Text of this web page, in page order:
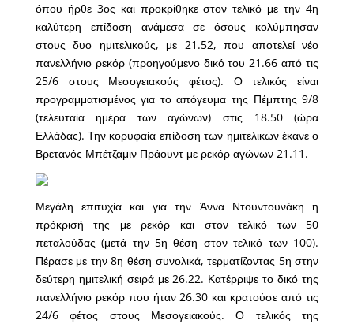
όπου ήρθε 3ος και προκρίθηκε στον τελικό με την 4η
καλύτερη επίδοση ανάμεσα σε όσους κολύμπησαν
στους δυο ημιτελικούς, με 21.52, που αποτελεί νέο
πανελλήνιο ρεκόρ (προηγούμενο δικό του 21.66 από τις
25/6 στους Μεσογειακούς φέτος). Ο τελικός είναι
προγραμματισμένος για το απόγευμα της Πέμπτης 9/8
(τελευταία ημέρα των αγώνων) στις 18.50 (ώρα
Ελλάδας). Την κορυφαία επίδοση των ημιτελικών έκανε ο
Βρετανός Μπέτζαμιν Πράουντ με ρεκόρ αγώνων 21.11.
Μεγάλη επιτυχία και για την Άννα Ντουντουνάκη η
πρόκρισή της με ρεκόρ και στον τελικό των 50
πεταλούδας (μετά την 5η θέση στον τελικό των 100).
Πέρασε με την 8η θέση συνολικά, τερματίζοντας 5η στην
δεύτερη ημιτελική σειρά με 26.22. Κατέρριψε το δικό της
πανελλήνιο ρεκόρ που ήταν 26.30 και κρατούσε από τις
24/6 φέτος στους Μεσογειακούς. Ο τελικός της